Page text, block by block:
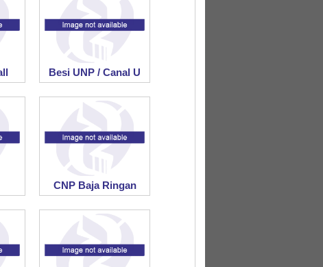
Besi UNP / Canal U
CNP Baja Ringan